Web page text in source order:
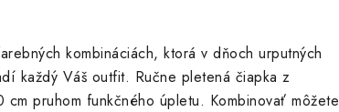
kombináciách, ktorá v dňoch urputných
každý Váš outfit. Ručne pletená čiapka z
pruhom funkčného úpletu. Kombinovať môžete